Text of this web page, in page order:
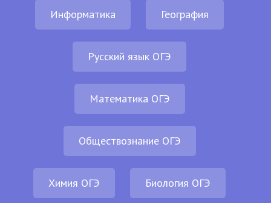
Информатика География
Русский язык ОГЭ
Математика ОГЭ
Обществознание ОГЭ
Химия ОГЭ Биология ОГЭ